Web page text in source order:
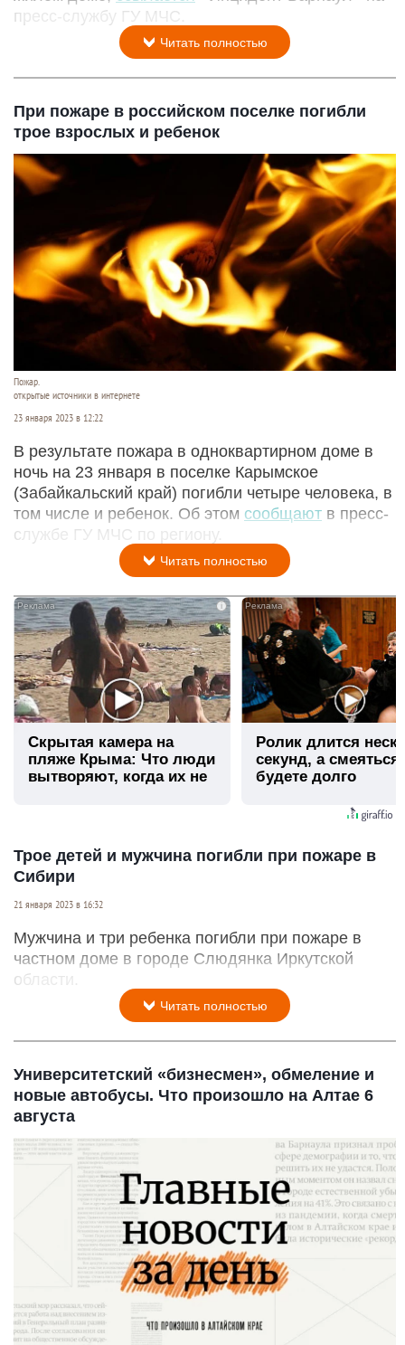
пресс-службу ГУ МЧС.
Читать полностью
При пожаре в российском поселке погибли
трое взрослых и ребенок
Пожар.
открытые источники в интернете
23 января 2023 в 12:22
В результате пожара в одноквартирном доме в
ночь на 23 января в поселке Карымское
(Забайкальский край) погибли четыре человека, в
том числе и ребенок. Об этом сообщают в пресс-
службе ГУ МЧС по региону.
Читать полностью
i
Скрытая камера на
пляже Крыма: Что люди
вытворяют, когда их не
Ролик длится
секунд, а
будете долго
Трое детей и мужчина погибли при пожаре в
Сибири
21 января 2023 в 16:32
Мужчина и три ребенка погибли при пожаре в
частном доме в городе Слюдянка Иркутской
области.
Читать полностью
Университетский «бизнесмен», обмеление и
новые автобусы. Что произошло на Алтае 6
августа